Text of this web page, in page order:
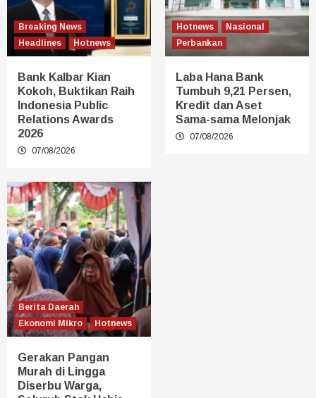
Breaking News
Headlines
Hotnews
Bank Kalbar Kian
Kokoh, Buktikan Raih
Indonesia Public
Relations Awards
2026
07/08/2026
Hotnews
Nasional
Perbankan
Laba Hana Bank
Tumbuh 9,21 Persen,
Kredit dan Aset
Sama-sama Melonjak
07/08/2026
Berita Daerah
Ekonomi Mikro
Hotnews
Gerakan Pangan
Murah di Lingga
Diserbu Warga,